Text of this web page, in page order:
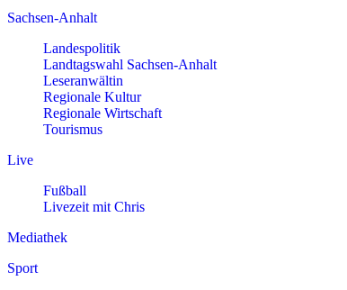
Sachsen-Anhalt
Landespolitik
Landtagswahl Sachsen-Anhalt
Leseranwältin
Regionale Kultur
Regionale Wirtschaft
Tourismus
Live
Fußball
Livezeit mit Chris
Mediathek
Sport